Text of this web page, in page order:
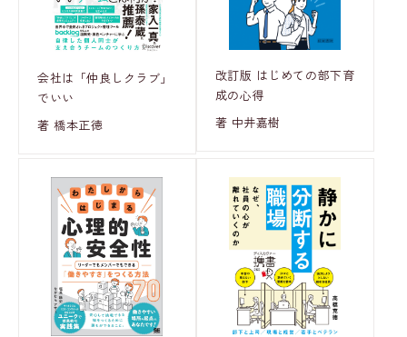
会社は「仲良しクラブ」
でいい
著 橋本正徳
改訂版 はじめての部下育
成の心得
著 中井嘉樹